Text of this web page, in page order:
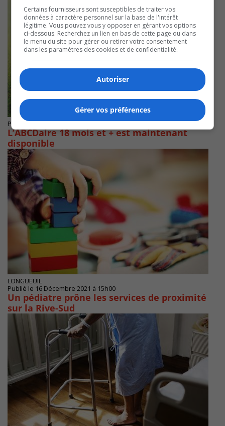
Publié le 18 septembre 2022 à 16h00
L’ABCDaire 18 mois et + est maintenant
disponible
LONGUEUIL
Publié le 16 Décembre 2021 à 15h00
Un pédiatre prône les services de proximité
sur la Rive-Sud
Certains fournisseurs sont susceptibles de traiter vos
données à caractère personnel sur la base de l'intérêt
légitime. Vous pouvez vous y opposer en gérant vos options
ci-dessous. Recherchez un lien en bas de cette page ou dans
le menu du site pour gérer ou retirer votre consentement
dans les paramètres des cookies et de confidentialité.
Autoriser
Gérer vos préférences